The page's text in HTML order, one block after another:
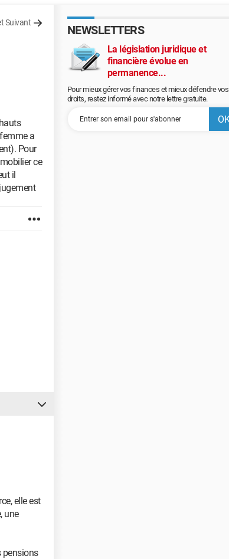
Suivant
a
Pour
ce
il
elle est
une
pensions
NEWSLETTERS
La législation juridique et
financière évolue en
permanence...
Pour mieux gérer vos finances et mieux défendre vos
droits, restez informé avec notre lettre gratuite.